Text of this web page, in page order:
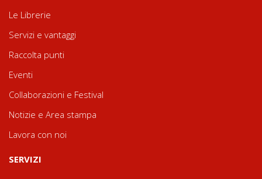
Le Librerie
Servizi e vantaggi
Raccolta punti
Eventi
Collaborazioni e Festival
Notizie e Area stampa
Lavora con noi
SERVIZI